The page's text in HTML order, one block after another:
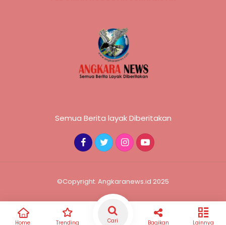
Semua Berita layak Diberitakan
©Copyright. Angkaranews.id 2025
Home Trending Cari Bagikan Lainnya